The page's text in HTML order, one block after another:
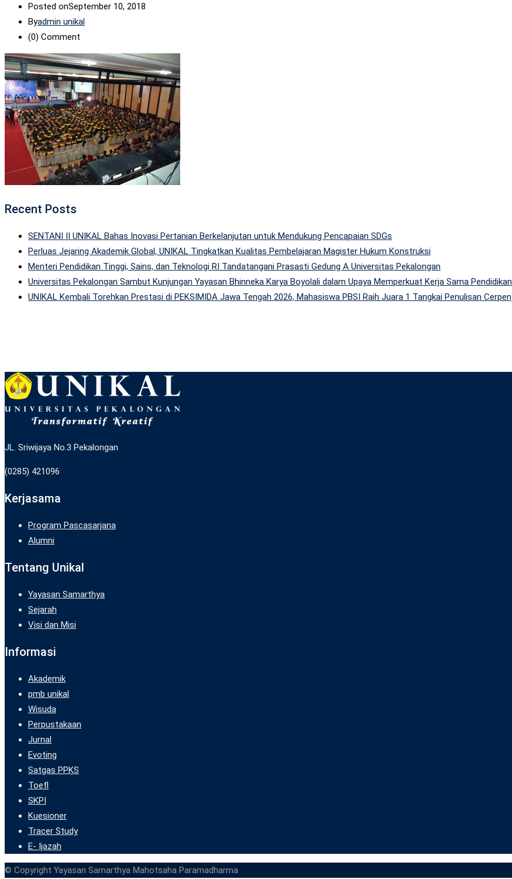
Posted onSeptember 10, 2018
Byadmin unikal
(0) Comment
Recent Posts
SENTANI II UNIKAL Bahas Inovasi Pertanian Berkelanjutan untuk Mendukung Pencapaian SDGs
Perluas Jejaring Akademik Global, UNIKAL Tingkatkan Kualitas Pembelajaran Magister Hukum Konstruksi
Menteri Pendidikan Tinggi, Sains, dan Teknologi RI Tandatangani Prasasti Gedung A Universitas Pekalongan
Universitas Pekalongan Sambut Kunjungan Yayasan Bhinneka Karya Boyolali dalam Upaya Memperkuat Kerja Sama Pendidikan
UNIKAL Kembali Torehkan Prestasi di PEKSIMIDA Jawa Tengah 2026, Mahasiswa PBSI Raih Juara 1 Tangkai Penulisan Cerpen
JL. Sriwijaya No.3 Pekalongan
(0285) 421096
Kerjasama
Program Pascasarjana
Alumni
Tentang Unikal
Yayasan Samarthya
Sejarah
Visi dan Misi
Informasi
Akademik
pmb unikal
Wisuda
Perpustakaan
Jurnal
Evoting
Satgas PPKS
Toefl
SKPI
Kuesioner
Tracer Study
E- Ijazah
© Copyright Yayasan Samarthya Mahotsaha Paramadharma